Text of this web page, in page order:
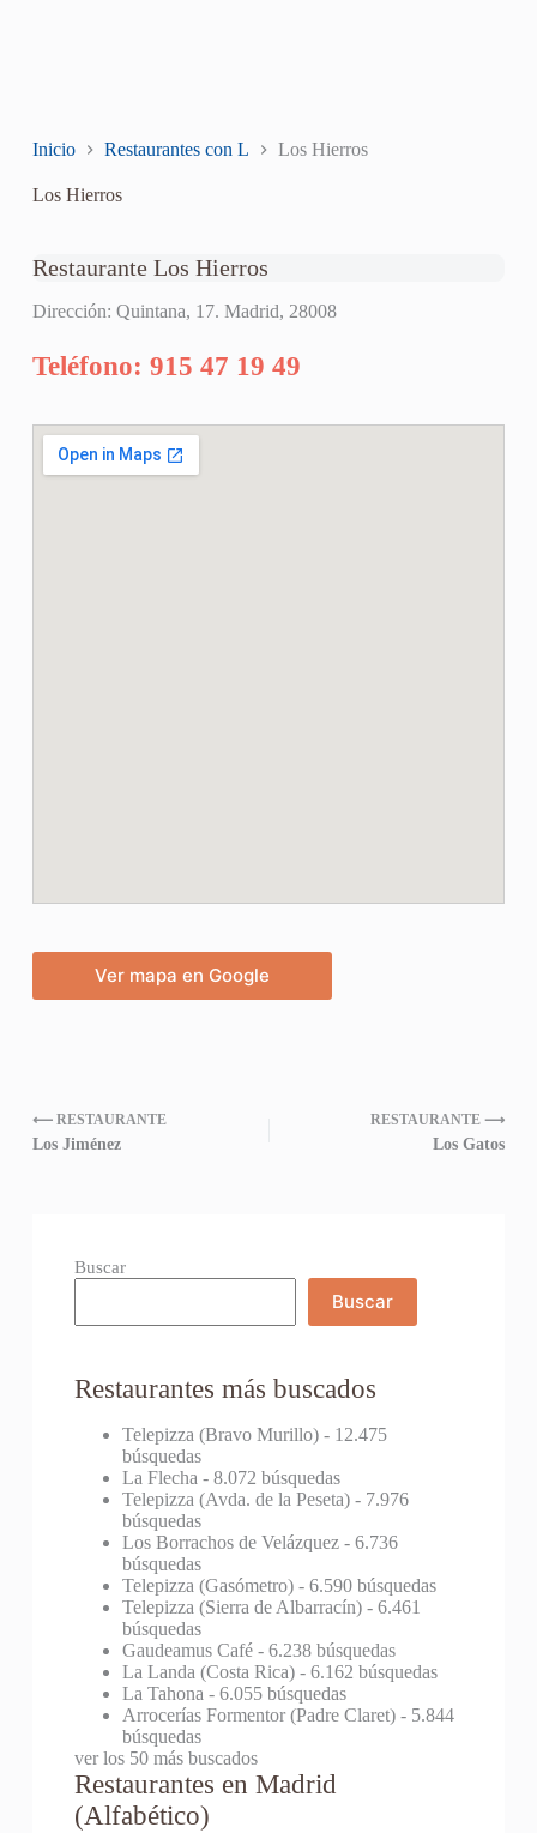
Inicio Restaurantes con L Los Hierros
Los Hierros
Restaurante Los Hierros
Dirección: Quintana, 17. Madrid, 28008
Teléfono: 915 47 19 49
Ver mapa en Google
⟵ RESTAURANTE
Los Jiménez
RESTAURANTE ⟶
Los Gatos
Buscar
Buscar
Restaurantes más buscados
Telepizza (Bravo Murillo)- 12.475
búsquedas
La Flecha - 8.072 búsquedas
Telepizza (Avda. de la Peseta)- 7.976
búsquedas
Los Borrachos de Velázquez- 6.736
búsquedas
Telepizza (Gasómetro)- 6.590 búsquedas
Telepizza (Sierra de Albarracín)- 6.461
búsquedas
Gaudeamus Café- 6.238 búsquedas
La Landa (Costa Rica)- 6.162 búsquedas
La Tahona - 6.055 búsquedas
Arrocerías Formentor (Padre Claret)- 5.844
búsquedas
ver los 50 más buscados
Restaurantes en Madrid
(Alfabético)